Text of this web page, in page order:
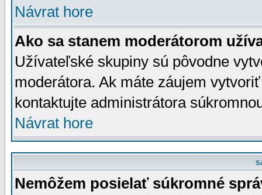
Návrat hore
Ako sa stanem moderátorom
Užívateľské skupiny sú pôvodne
moderátora. Ak máte záujem
kontaktujte administrátora
Návrat hore
Nemôžem posielať súkromné